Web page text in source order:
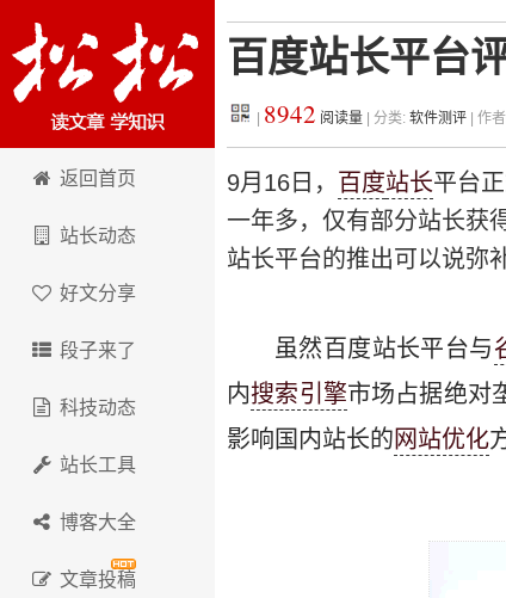
松松科技
返回首页
站长动态
好文分享
段子来了
科技动态
站长工具
博客大全
文章投稿
百度站长平台
8942 阅读量 | 分类: 软件测评 | 作
9月16日， 百度站长平台
一年多，仅有部分站长获
站长平台的推出可以说弥
虽然百度站长平台与
内搜索引擎市场占据绝对
影响国内站长的网站优化